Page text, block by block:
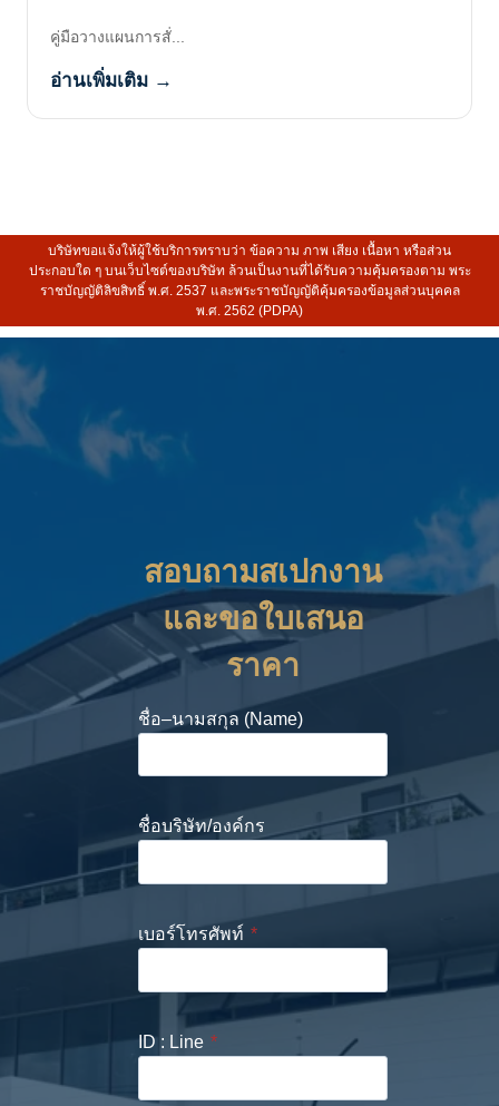
คู่มือวางแผนการสั่...
อ่านเพิ่มเติม →
บริษัทขอแจ้งให้ผู้ใช้บริการทราบว่า ข้อความ ภาพ เสียง เนื้อหา หรือส่วน
ประกอบใด ๆ บนเว็บไซต์ของบริษัท ล้วนเป็นงานที่ได้รับความคุ้มครองตาม พระ
ราชบัญญัติลิขสิทธิ์ พ.ศ. 2537 และพระราชบัญญัติคุ้มครองข้อมูลส่วนบุคคล
พ.ศ. 2562 (PDPA)
สอบถามสเปกงาน
และขอใบเสนอ
ราคา
ชื่อ–นามสกุล (Name)
ชื่อบริษัท/องค์กร
เบอร์โทรศัพท์ *
ID : Line *